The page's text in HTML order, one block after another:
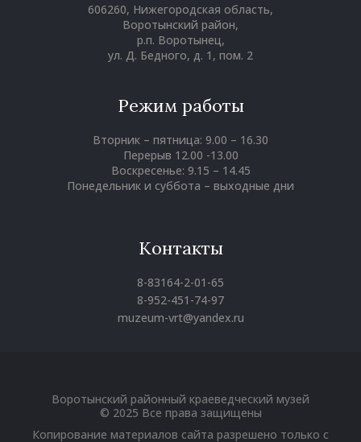
606260, Нижегородская область,
Воротынский район,
р.п. Воротынец,
ул. Д. Бедного, д. 1, пом. 2
Режим работы
Вторник – пятница: 9.00 – 16.30
Перерыв 12.00 -13.00
Воскресенье: 9.15 – 14.45
Понедельник и суббота – выходные дни
Контакты
8-83164-2-01-65
8-952-451-74-97
muzeum-vrt@yandex.ru
Воротынский районный краеведческий музей
© 2025 Все права защищены
Копирование материалов сайта разрешено только с